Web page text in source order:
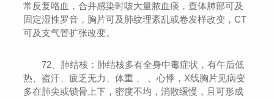
常反复咯血，合并感染时咳大量脓血痰，查体肺部可及
固定湿性罗音，胸片可及肺纹理紊乱或卷发样改变，CT
可及支气管扩张改变。
72、肺结核：肺结核多有全身中毒症状，有午后低
热、盗汗、疲乏无力、体重 、 、心悸，X线胸片见病变
多在肺尖或锁骨上下，密度不均，消散缓慢，且可形成